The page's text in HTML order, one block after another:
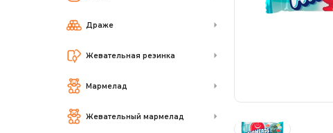
Драже
Жевательная резинка
Мармелад
Жевательный мармелад